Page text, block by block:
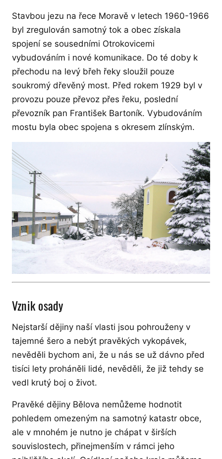
Stavbou jezu na řece Moravě v letech 1960-1966
byl zregulován samotný tok a obec získala
spojení se sousedními Otrokovicemi
vybudováním i nové komunikace. Do té doby k
přechodu na levý břeh řeky sloužil pouze
soukromý dřevěný most. Před rokem 1929 byl v
provozu pouze převoz přes řeku, poslední
převozník pan František Bartoník. Vybudováním
mostu byla obec spojena s okresem zlínským.
Vznik osady
Nejstarší dějiny naší vlasti jsou pohrouženy v
tajemné šero a nebýt pravěkých vykopávek,
nevěděli bychom ani, že u nás se už dávno před
tisíci lety proháněli lidé, nevěděli, že již tehdy se
vedl krutý boj o život.
Pravěké dějiny Bělova nemůžeme hodnotit
pohledem omezeným na samotný katastr obce,
ale v mnohém je nutno je chápat v širších
souvislostech, přinejmenším v rámci jeho